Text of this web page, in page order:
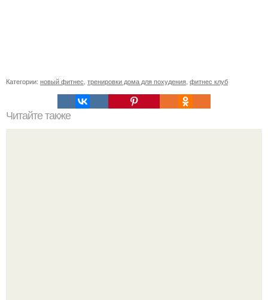
Категории: новый фитнес тренировки дома для похудения фитнес клуб
Читайте также